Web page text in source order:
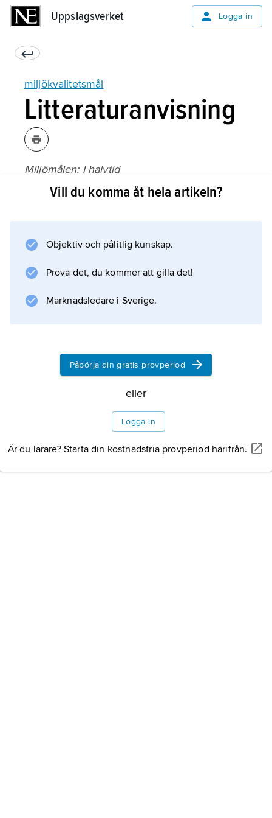
Uppslagsverket Logga in
miljökvalitetsmål
Litteraturanvisning
Miljömålen: I halvtid
, utgiven av Naturvårdsverket (2009);
Information om artikeln
Vill du komma åt hela artikeln?
Objektiv och pålitlig kunskap.
Prova det, du kommer att gilla det!
Marknadsledare i Sverige.
Påbörja din gratis provperiod
eller
Logga in
Är du lärare? Starta din kostnadsfria provperiod härifrån.